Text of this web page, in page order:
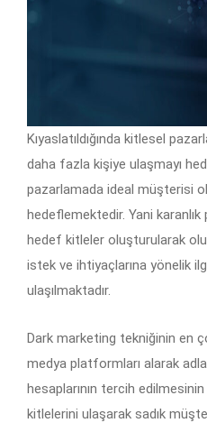
Kıyaslatıldığında kitlesel
daha fazla kişiye ulaşmayı
pazarlamada ideal müşterisi
hedeflemektedir. Yani
hedef kitleler oluşturularak
istek ve ihtiyaçlarına yönelik
ulaşılmaktadır.
Dark marketing tekniğinin en
medya platformları alarak
hesaplarının tercih
kitlelerini ulaşarak sadık